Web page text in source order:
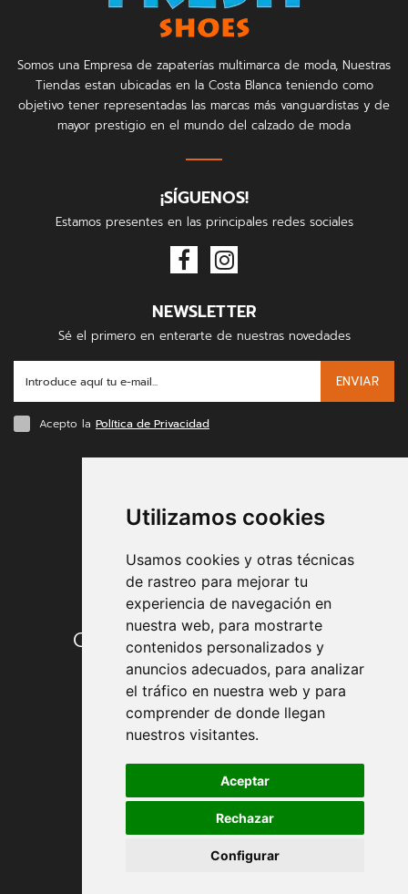
Utilizamos cookies
Usamos cookies y otras técnicas
de rastreo para mejorar tu
experiencia de navegación en
nuestra web, para mostrarte
contenidos personalizados y
anuncios adecuados, para analizar
el tráfico en nuestra web y para
comprender de donde llegan
nuestros visitantes.
Aceptar
Rechazar
Configurar
Somos una Empresa de zapaterías multimarca de moda, Nuestras
Tiendas estan ubicadas en la Costa Blanca teniendo como
objetivo tener representadas las marcas más vanguardistas y de
mayor prestigio en el mundo del calzado de moda
¡SÍGUENOS!
Estamos presentes en las principales redes sociales
NEWSLETTER
Sé el primero en enterarte de nuestras novedades
ENVIAR
Acepto la Política de Privacidad
Condiciones de contratación
Envío y entrega
Devoluciones
Formas de pago
Política de Privacidad